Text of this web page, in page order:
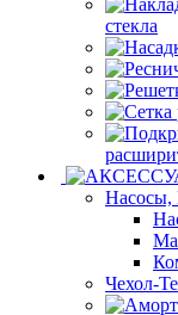
стекла
Насосы,
Чехол-